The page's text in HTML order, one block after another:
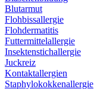
Blutarmut
Flohbissallergie
Flohdermatitis
Futtermittelallergie
Insektenstichallergie
Juckreiz
Kontaktallergien
Staphylokokkenallergie